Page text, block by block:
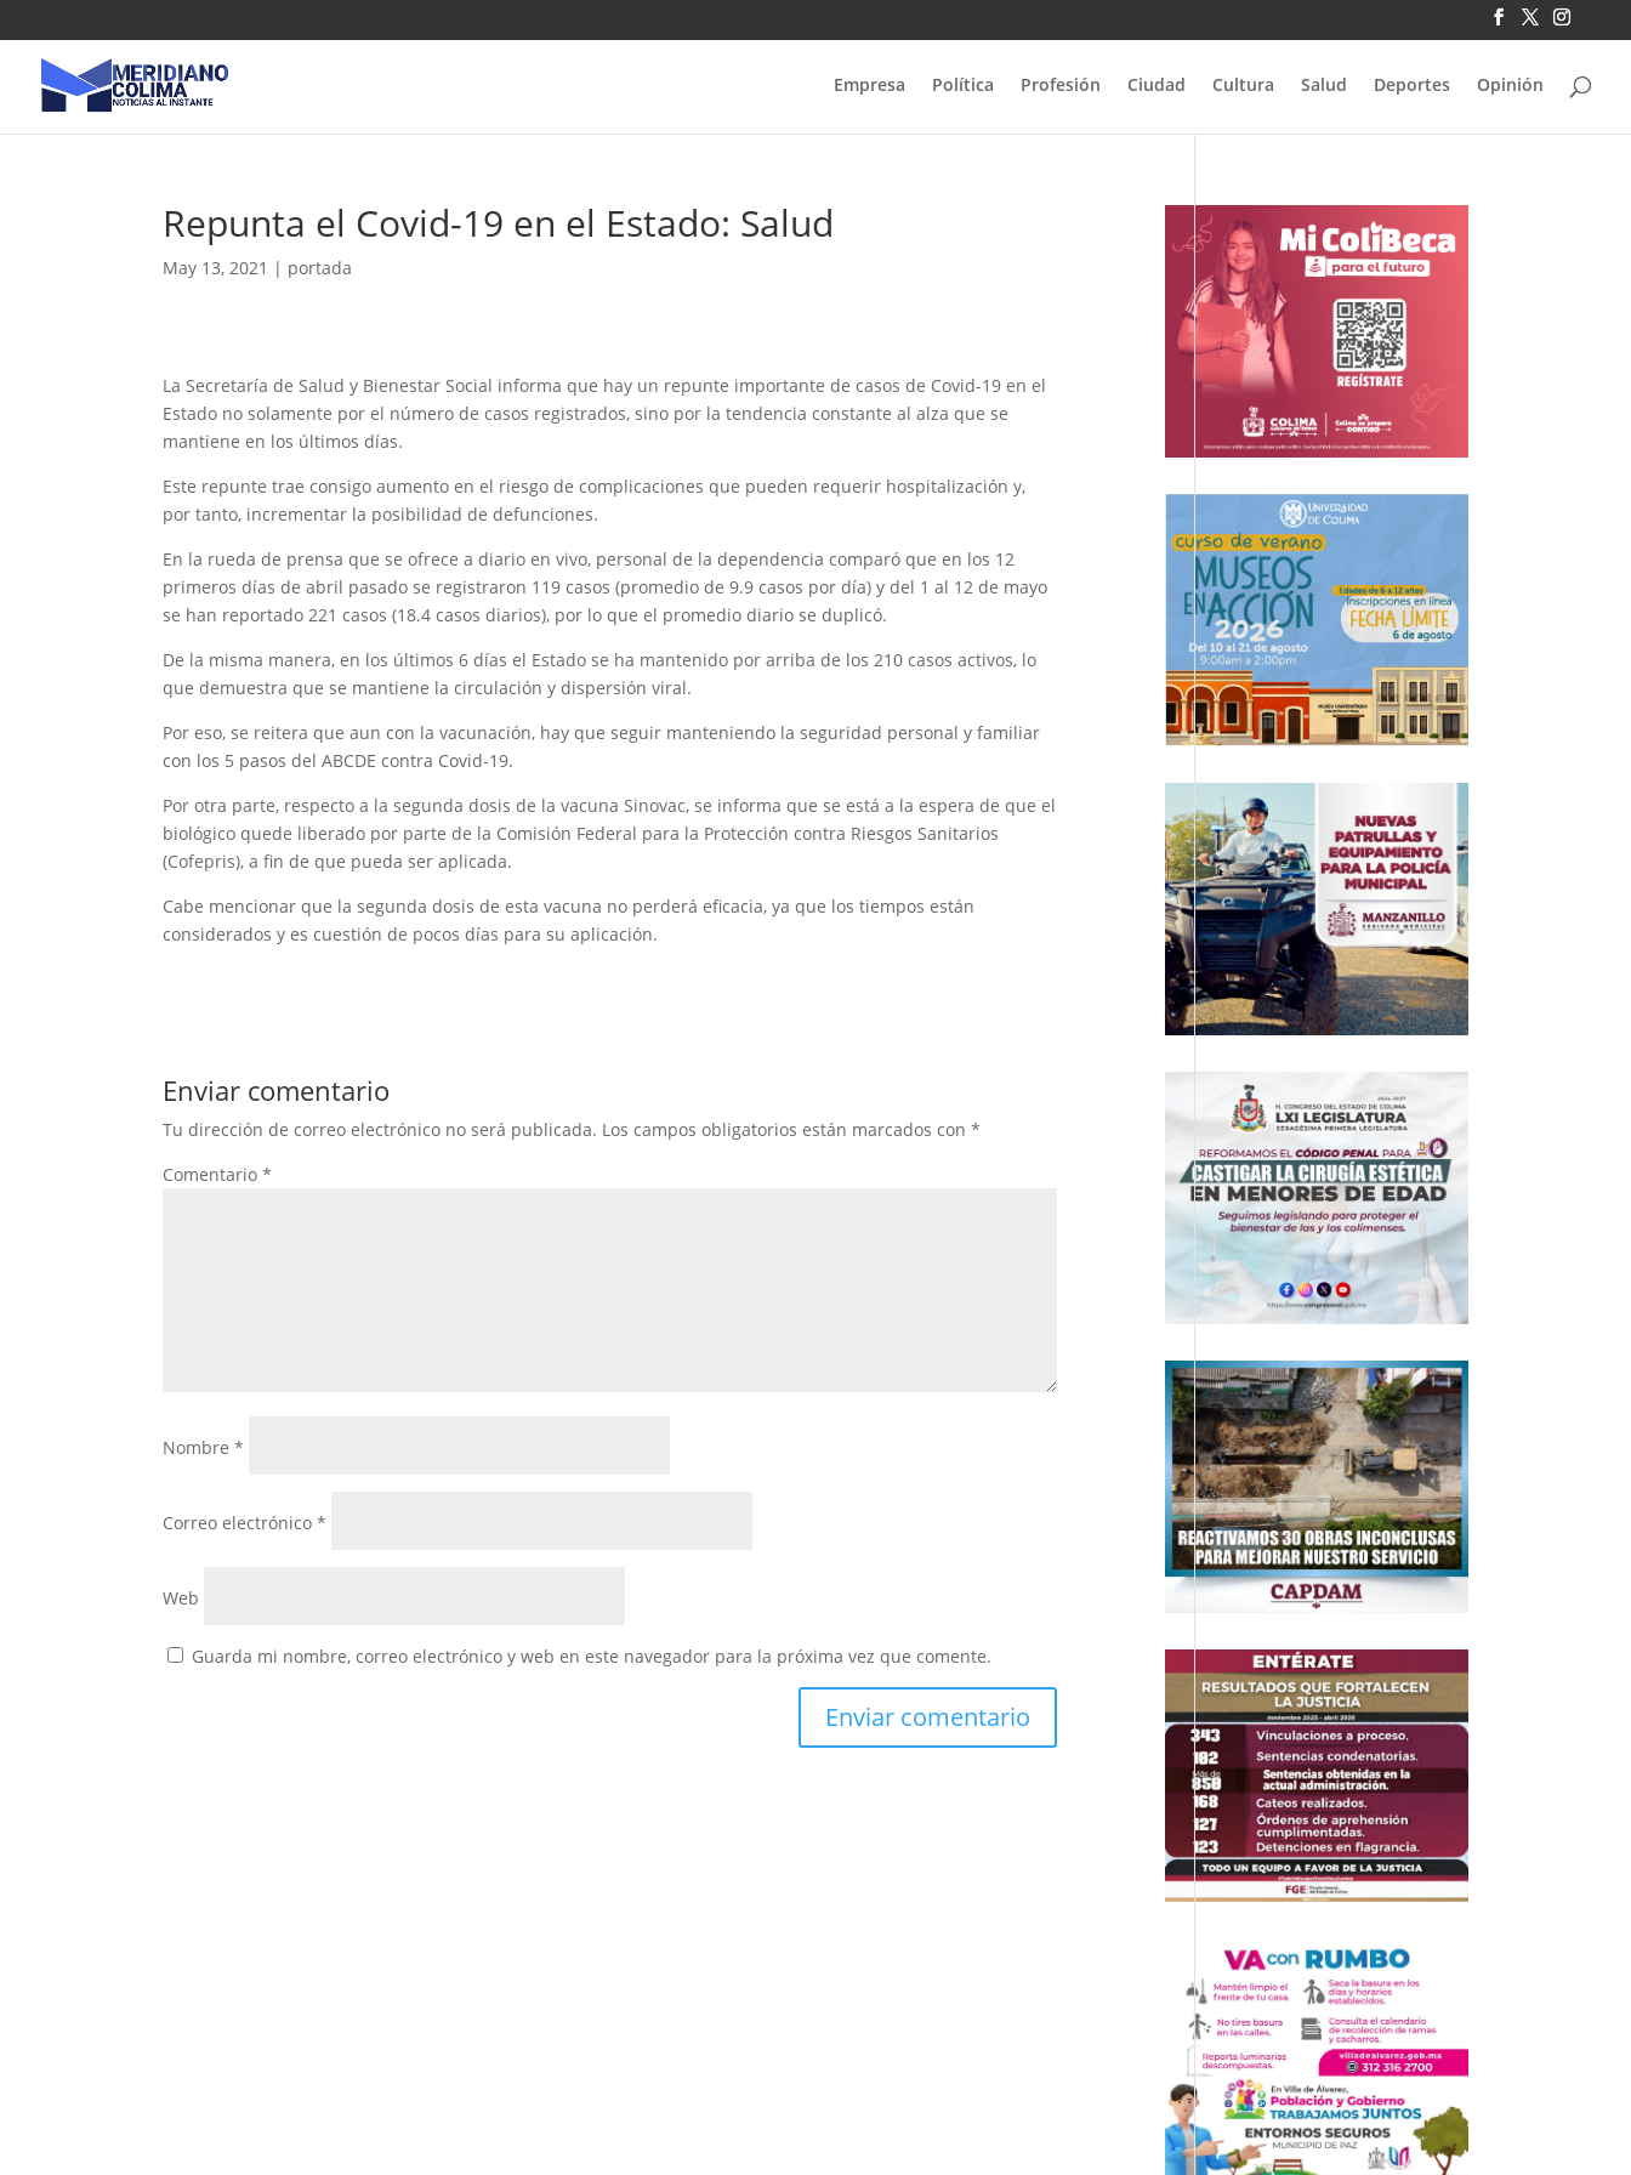
Empresa Política Profesión Ciudad Cultura Salud Deportes Opinión
Repunta el Covid-19 en el Estado: Salud
May 13, 2021 | portada
La Secretaría de Salud y Bienestar Social informa que hay un repunte importante de casos de Covid-19 en el
Estado no solamente por el número de casos registrados, sino por la tendencia constante al alza que se
mantiene en los últimos días.
Este repunte trae consigo aumento en el riesgo de complicaciones que pueden requerir hospitalización y,
por tanto, incrementar la posibilidad de defunciones.
En la rueda de prensa que se ofrece a diario en vivo, personal de la dependencia comparó que en los 12
primeros días de abril pasado se registraron 119 casos (promedio de 9.9 casos por día) y del 1 al 12 de mayo
se han reportado 221 casos (18.4 casos diarios), por lo que el promedio diario se duplicó.
De la misma manera, en los últimos 6 días el Estado se ha mantenido por arriba de los 210 casos activos, lo
que demuestra que se mantiene la circulación y dispersión viral.
Por eso, se reitera que aun con la vacunación, hay que seguir manteniendo la seguridad personal y familiar
con los 5 pasos del ABCDE contra Covid-19.
Por otra parte, respecto a la segunda dosis de la vacuna Sinovac, se informa que se está a la espera de que el
biológico quede liberado por parte de la Comisión Federal para la Protección contra Riesgos Sanitarios
(Cofepris), a fin de que pueda ser aplicada.
Cabe mencionar que la segunda dosis de esta vacuna no perderá eficacia, ya que los tiempos están
considerados y es cuestión de pocos días para su aplicación.
Enviar comentario
Tu dirección de correo electrónico no será publicada. Los campos obligatorios están marcados con*
Comentario*
Nombre*
Correo electrónico*
Web
Guarda mi nombre, correo electrónico y web en este navegador para la próxima vez que comente.